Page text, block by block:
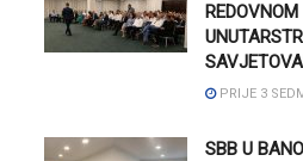
REDOVNOM
PRIJE 3
SBB U